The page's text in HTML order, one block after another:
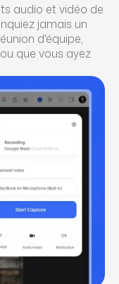
audio et vidéo de
jamais un
d'équipe,
que vous ayez